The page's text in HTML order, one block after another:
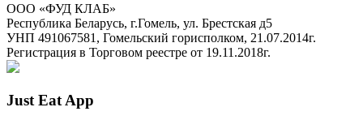
ООО «ФУД КЛАБ»
Республика Беларусь, г.Гомель, ул. Брестская д5
УНП 491067581, Гомельский горисполком, 21.07.2014г.
Регистрация в Торговом реестре от 19.11.2018г.
Just Eat App